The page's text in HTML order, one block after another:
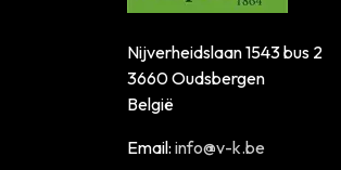
Nijverheidslaan 1543 bus 2
3660 Oudsbergen
België
Email: info@v-k.be